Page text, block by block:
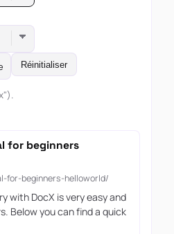
Réinitialiser
for beginners
for-beginners-helloworld/
with DocX is very easy and
Below you can find a quick